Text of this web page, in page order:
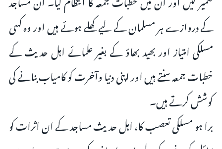
کے دروازے ہر مسلمان کے لیے کھلے ہوئے ہیں اور وہ کسی
مسلکی امتیاز اور بھید بھاؤ کے بغیر علمائے اہل حدیث کے
خطبات جمعہ سنتے ہیں اور اپنی دنیا وآخرت کو کامیاب بنانے کی
کوشش کرتے ہیں۔
برا ہو مسلکی تعصب کا، اہل حدیث مساجد کے ان اثرات کو